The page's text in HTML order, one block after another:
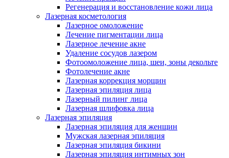
Регенерация и восстановление кожи лица
Лазерная косметология
Лазерное омоложение
Лечение пигментации лица
Лазерное лечение акне
Удаление сосудов лазером
Фотоомоложение лица, шеи, зоны декольте
Фотолечение акне
Лазерная коррекция морщин
Лазерная эпиляция лица
Лазерный пилинг лица
Лазерная шлифовка лица
Лазерная эпиляция
Лазерная эпиляция для женщин
Мужская лазерная эпиляция
Лазерная эпиляция бикини
Лазерная эпиляция интимных зон